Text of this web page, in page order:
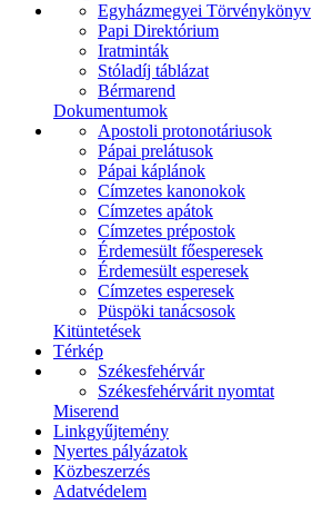
Egyházmegyei Törvénykönyv
Papi Direktórium
Iratminták
Stóladíj táblázat
Bérmarend
Dokumentumok
Apostoli protonotáriusok
Pápai prelátusok
Pápai káplánok
Címzetes kanonokok
Címzetes apátok
Címzetes prépostok
Érdemesült főesperesek
Érdemesült esperesek
Címzetes esperesek
Püspöki tanácsosok
Kitüntetések
Térkép
Székesfehérvár
Székesfehérvárit nyomtat
Miserend
Linkgyűjtemény
Nyertes pályázatok
Közbeszerzés
Adatvédelem